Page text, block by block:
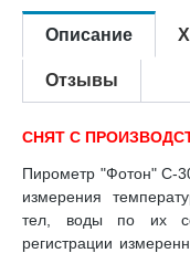
Описание
Отзывы
СНЯТ С
Пирометр "Фотон" C-
измерения
тел, воды по их
регистрации